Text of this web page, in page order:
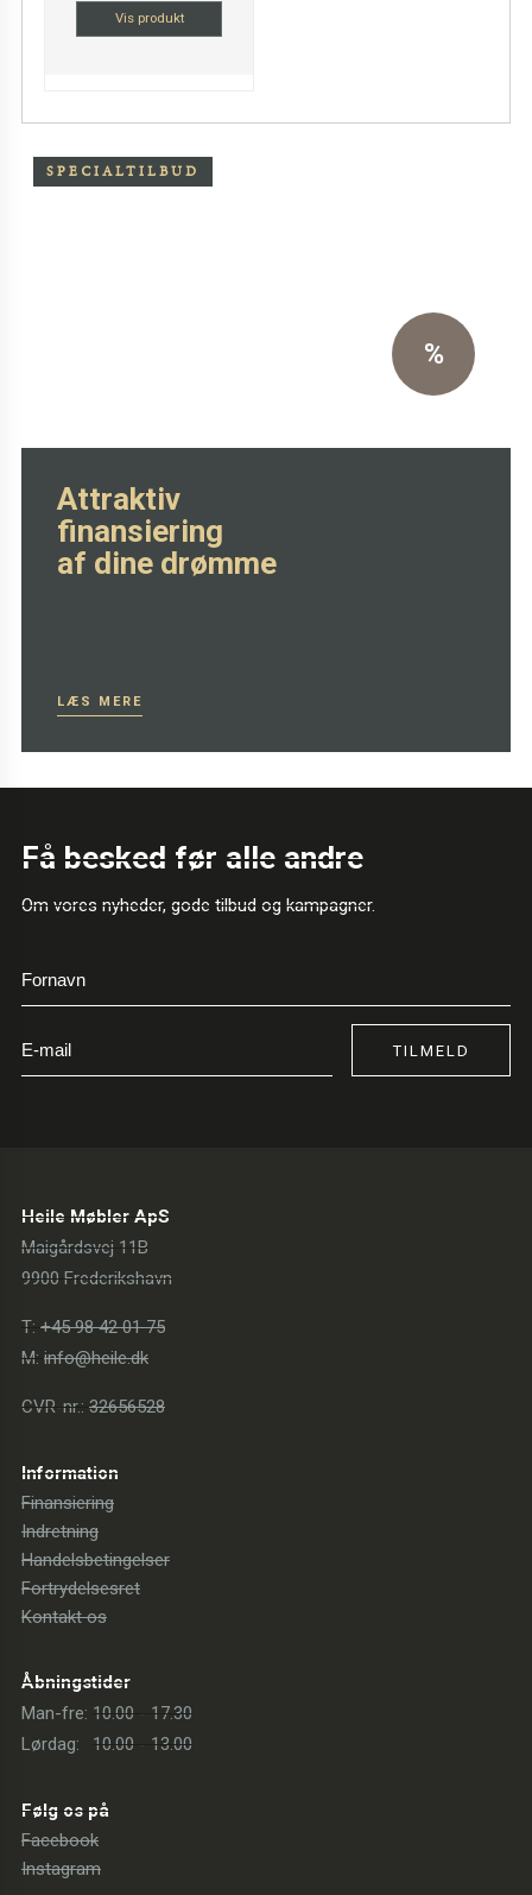
Vis produkt
SPECIALTILBUD
%
Attraktiv
finansiering
af dine drømme
LÆS MERE
Få besked før alle andre
Om vores nyheder, gode tilbud og kampagner.
TILMELD
Heile Møbler ApS
Maigårdsvej 11B
9900 Frederikshavn
T: +45 98 42 01 75
M: info@heile.dk
CVR-nr.: 32656528
Information
Finansiering
Indretning
Handelsbetingelser
Fortrydelsesret
Kontakt os
Åbningstider
Man-fre: 10.00 - 17.30
Lørdag:
10.00 - 13.00
Følg os på
Facebook
Instagram